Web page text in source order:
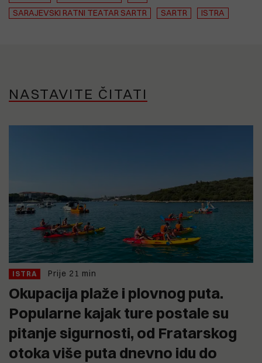
SARAJEVSKI RATNI TEATAR SARTR
SARTR ISTRA
NASTAVITE ČITATI
ISTRA Prije 21 min
Okupacija plaže i plovnog puta.
Popularne kajak ture postale su
pitanje sigurnosti, od Fratarskog
otoka više puta dnevno idu do